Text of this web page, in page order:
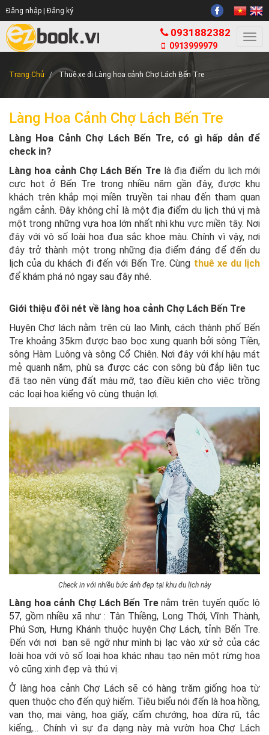
Đăng nhập | Đăng ký
0931882382
0913999979
Trang Chủ Thuê xe đi Làng hoa cảnh Chợ Lách Bến Tre
Làng Hoa Cảnh Chợ Lách Bến Tre
Làng Hoa Cảnh Chợ Lách Bến Tre, có gì hấp dẫn để
check in?
Làng hoa cảnh Chợ Lách Bến Trelà địa điểm du lịch mới
cực hot ở Bến Tre trong nhiều năm gần đây, được khu
khách trên khắp mọi miền truyền tai nhau đến tham quan
ngắm cảnh. Đây không chỉ là một địa điểm du lịch thú vị mà
một trong những vựa hoa lớn nhất nhì khu vực miền tây. Nơi
đây với vô số loài hoa đua sắc khoe màu. Chính vì vậy, nơi
đây trở thành một trong những địa điểm đáng để đến du
lịch của du khách đi đến với Bến Tre. Cùng thuê xe du lịch
để khám phá nó ngay sau đây nhé.
Giới thiệu đôi nét về làng hoa cảnh Chợ Lách Bến Tre
Huyện Chợ lách nằm trên cù lao Minh, cách thành phố Bến
Tre khoảng 35km được bao bọc xung quanh bởi sông Tiền,
sông Hàm Luông và sông Cổ Chiên. Nơi đây với khí hậu mát
mẻ quanh năm, phù sa được các con sông bù đắp liên tục
đã tạo nên vùng đất màu mỡ, tạo điều kiện cho việc trồng
các loại hoa kiểng vô cùng thuận lợi.
Check in với nhiều bức ảnh đẹp tại khu du lịch này
Làng hoa cảnh Chợ Lách Bến Trenằm trên tuyến quốc lộ
57, gồm nhiều xã như : Tân Thiềng, Long Thới, Vĩnh Thành,
Phú Sơn, Hưng Khánh thuộc huyện Chợ Lách, tỉnh Bến Tre.
Đến với nơi bạn sẽ ngỡ như mình bị lạc vào xứ sở của các
loài hoa với vô số loại hoa khác nhau tạo nên một rừng hoa
vô cũng xinh đẹp và thú vị.
Ở làng hoa cảnh Chợ Lách sẽ có hàng trăm giống hoa từ
quen thuộc cho đến quý hiếm. Tiêu biểu nói đến là hoa hồng,
vạn thọ, mai vàng, hoa giấy, cẩm chướng, hoa dừa rũ, tắc
kiểng,... Chính vì sự đa dạng này mà vườn hoa Chợ Lách